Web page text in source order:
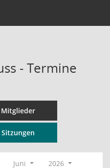
- Termine
Mitglieder
Sitzungen
Juni
2026